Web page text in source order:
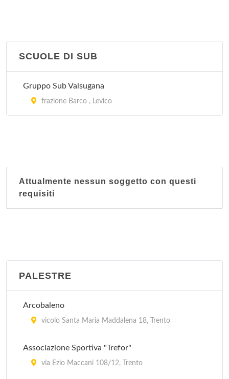
SCUOLE DI SUB
Gruppo Sub Valsugana
frazione Barco , Levico
Attualmente nessun soggetto con questi
requisiti
PALESTRE
Arcobaleno
vicolo Santa Maria Maddalena 18, Trento
Associazione Sportiva "Trefor"
via Ezio Maccani 108/12, Trento